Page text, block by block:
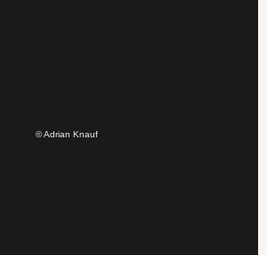
© Adrian Knauf